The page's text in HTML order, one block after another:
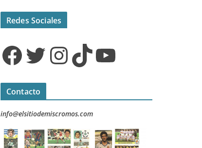
Redes Sociales
Facebook Twitter InstagramTikTok YouTube
Contacto
info@elsitiodemiscromos.com